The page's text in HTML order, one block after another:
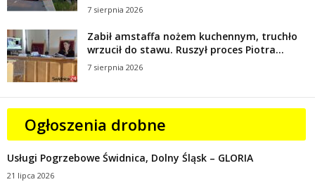
7 sierpnia 2026
Zabił amstaffa nożem kuchennym, truchło
wrzucił do stawu. Ruszył proces Piotra...
7 sierpnia 2026
Ogłoszenia drobne
Usługi Pogrzebowe Świdnica, Dolny Śląsk – GLORIA
21 lipca 2026